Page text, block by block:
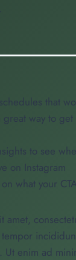
that
great way to
to see
on Instagram
what your
amet,
enim ad